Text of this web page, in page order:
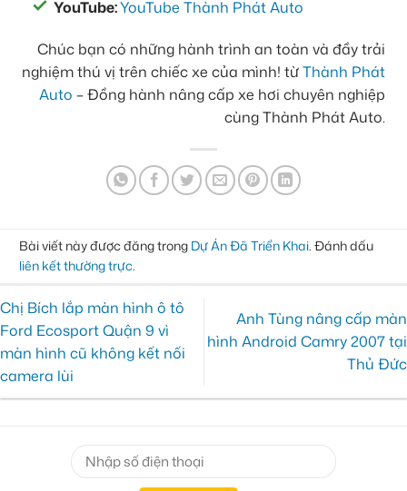
YouTube:YouTube Thành Phát Auto
Chúc bạn có những hành trình an toàn và đầy trải
nghiệm thú vị trên chiếc xe của mình! từThành Phát
Auto – Đồng hành nâng cấp xe hơi chuyên nghiệp
cùng Thành Phát Auto.
Bài viết này được đăng trong Dự Án Đã Triển Khai. Đánh dấu
liên kết thường trực.
Chị Bích lắp màn hình ô tô
Ford Ecosport Quận 9 vì
màn hình cũ không kết nối
camera lùi
Anh Tùng nâng cấp màn
hình Android Camry 2007 tại
Thủ Đức